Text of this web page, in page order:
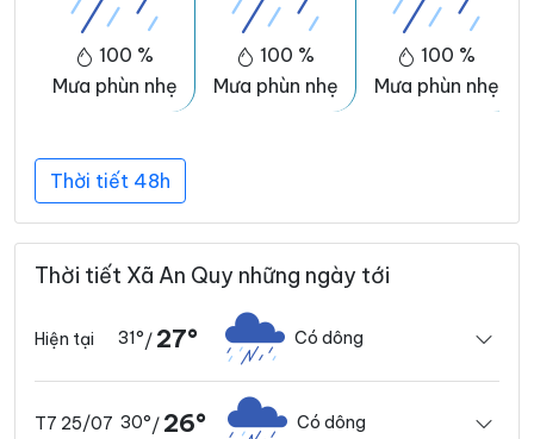
100 %
Mưa phùn nhẹ
100 %
Mưa phùn nhẹ
100 %
Mưa phùn nhẹ
Thời tiết 48h
Thời tiết Xã An Quy những ngày tới
Hiện tại 31°/ 27° Có dông
T7 25/07 30°/ 26° Có dông